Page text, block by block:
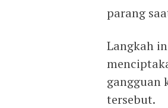
parang
Langkah
gangguan
tersebut.